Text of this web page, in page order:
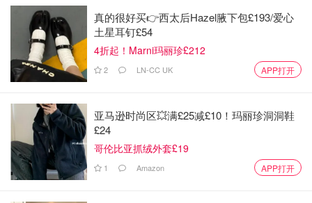
真的很好买👉西太后Hazel腋下包£193/爱心
土星耳钉£54
4折起！Marni玛丽珍£212
2 LN-CC UK APP打开
亚马逊时尚区💥满£25减£10！玛丽珍洞洞鞋
£24
哥伦比亚抓绒外套£19
1 Amazon APP打开